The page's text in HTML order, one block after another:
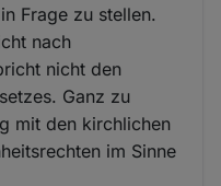
Frage zu stellen.
nach
nicht den
Ganz zu
mit den kirchlichen
im Sinne